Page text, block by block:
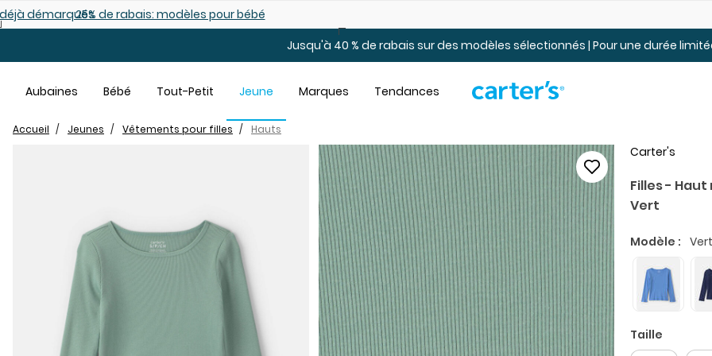
démarqués25% de rabais: modèles pour bébé
Jusqu'à 40 % de rabais sur des modèles sélectionnés | Pour une durée
Aubaines Bébé Tout-Petit Jeune Marques Tendances
Accueil Jeunes Vêtements pour filles Hauts
Carter's
Filles -
Vert
Modèle : Vert
Taille